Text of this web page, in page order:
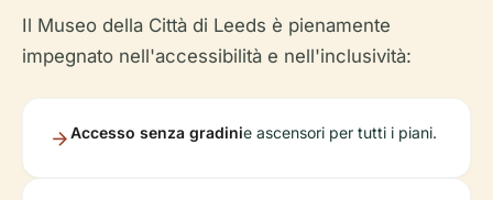
Il Museo della Città di Leeds è pienamente
impegnato nell'accessibilità e nell'inclusività:
Accesso senza gradinie ascensori per tutti i piani.